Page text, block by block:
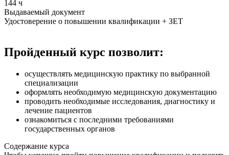
144 ч
Выдаваемый документ
Удостоверение о повышении квалификации + ЗЕТ
Пройденный курс позволит:
осуществлять медицинскую практику по выбранной
специализации
оформлять необходимую медицинскую документацию
проводить необходимые исследования, диагностику и
лечение пациентов
ознакомиться с последними требованиями
государственных органов
Содержание курса